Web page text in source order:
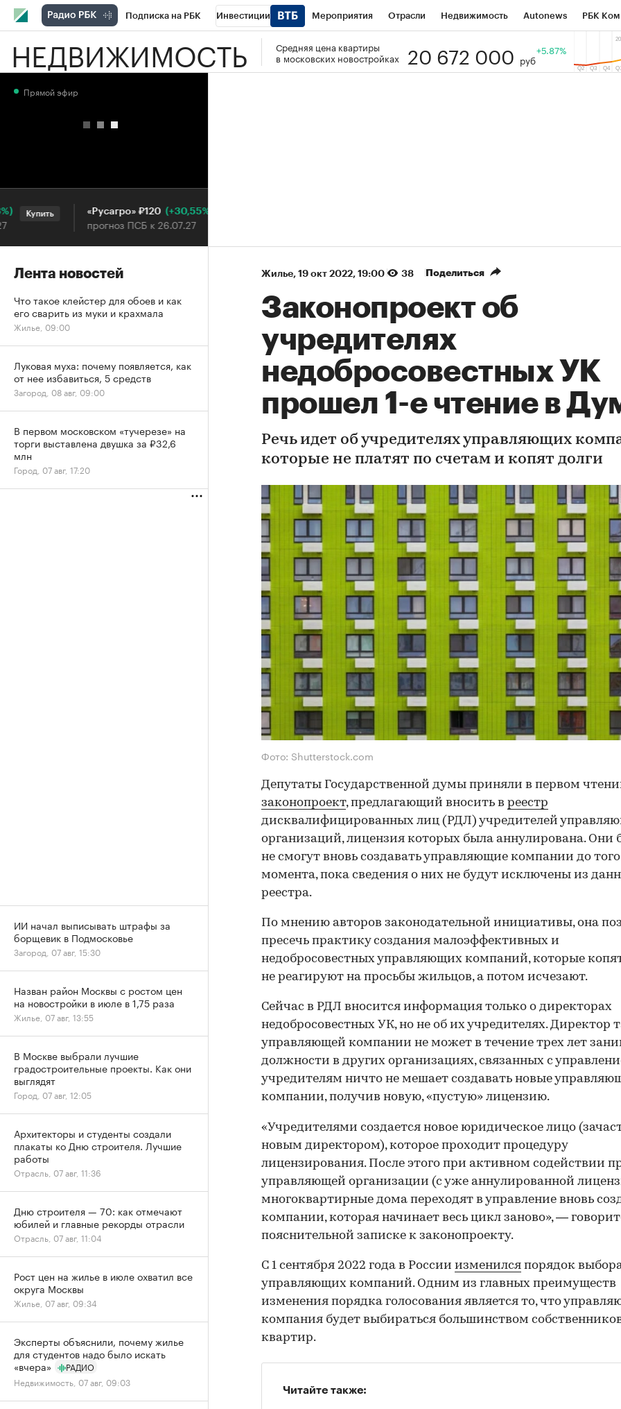
Подписка на РБК Инвестиции Мероприятия Отрасли Недвижимость Autonews РБК
РБК Вино Спорт Школа управления РБК РБК Образование Тренды
НЕДВИЖИМОСТЬ
Средняя цена квартиры
в московских новостройках
20 672 000 руб
+5.87%
Жилье⁠, 19 окт 2022, 19:00 38 Поделиться
Законопроект об
учредителях
недобросовестных УК
прошел 1-е чтение в
Речь идет об учредителях управляющих
которые не платят по счетам и копят долги
Фото: Shutterstock.com
Депутаты Государственной думы приняли в первом
законопроект, предлагающий вносить в реестр
дисквалифицированных лиц (РДЛ) учредителей
организаций, лицензия которых была аннулирована. Они
не смогут вновь создавать управляющие компании до того
момента, пока сведения о них не будут исключены из
реестра.
По мнению авторов законодательной инициативы, она
пресечь практику создания малоэффективных и
недобросовестных управляющих компаний, которые
не реагируют на просьбы жильцов, а потом исчезают.
Сейчас в РДЛ вносится информация только о директорах
недобросовестных УК, но не об их учредителях. Директор
управляющей компании не может в течение трех лет
должности в других организациях, связанных с
учредителям ничто не мешает создавать новые
компании, получив новую, «пустую» лицензию.
«Учредителями создается новое юридическое лицо
новым директором), которое проходит процедуру
лицензирования. После этого при активном содействии
управляющей организации (с уже аннулированной
многоквартирные дома переходят в управление вновь
компании, которая начинает весь цикл заново», —
пояснительной записке к законопроекту.
С 1 сентября 2022 года в России изменился порядок
управляющих компаний. Одним из главных преимуществ
изменения порядка голосования является то, что
компания будет выбираться большинством
квартир.
Читайте также:
Прямой эфир
Купить «Русагро» ₽120 (+30,55%)
прогноз ПСБ к 26.07.27
Лента новостей
Что такое клейстер для обоев и как
его сварить из муки и крахмала
Жилье, 09:00
Луковая муха: почему появляется, как
от нее избавиться, 5 средств
Загород, 08 авг, 09:00
В первом московском «тучерезе» на
торги выставлена двушка за ₽32,6
млн
Город, 07 авг, 17:20
ИИ начал выписывать штрафы за
борщевик в Подмосковье
Загород, 07 авг, 15:30
Назван район Москвы с ростом цен
на новостройки в июле в 1,75 раза
Жилье, 07 авг, 13:55
В Москве выбрали лучшие
градостроительные проекты. Как они
выглядят
Город, 07 авг, 12:05
Архитекторы и студенты создали
плакаты ко Дню строителя. Лучшие
работы
Отрасль, 07 авг, 11:36
Дню строителя — 70: как отмечают
юбилей и главные рекорды отрасли
Отрасль, 07 авг, 11:04
Рост цен на жилье в июле охватил все
округа Москвы
Жилье, 07 авг, 09:34
Эксперты объяснили, почему жилье
для студентов надо было искать
«вчера»
РАДИО
Недвижимость, 07 авг, 09:03